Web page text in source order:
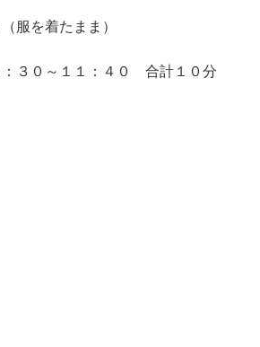
服を着たまま）
３０～１１：４０ 合計１０分